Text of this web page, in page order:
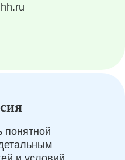
понятной